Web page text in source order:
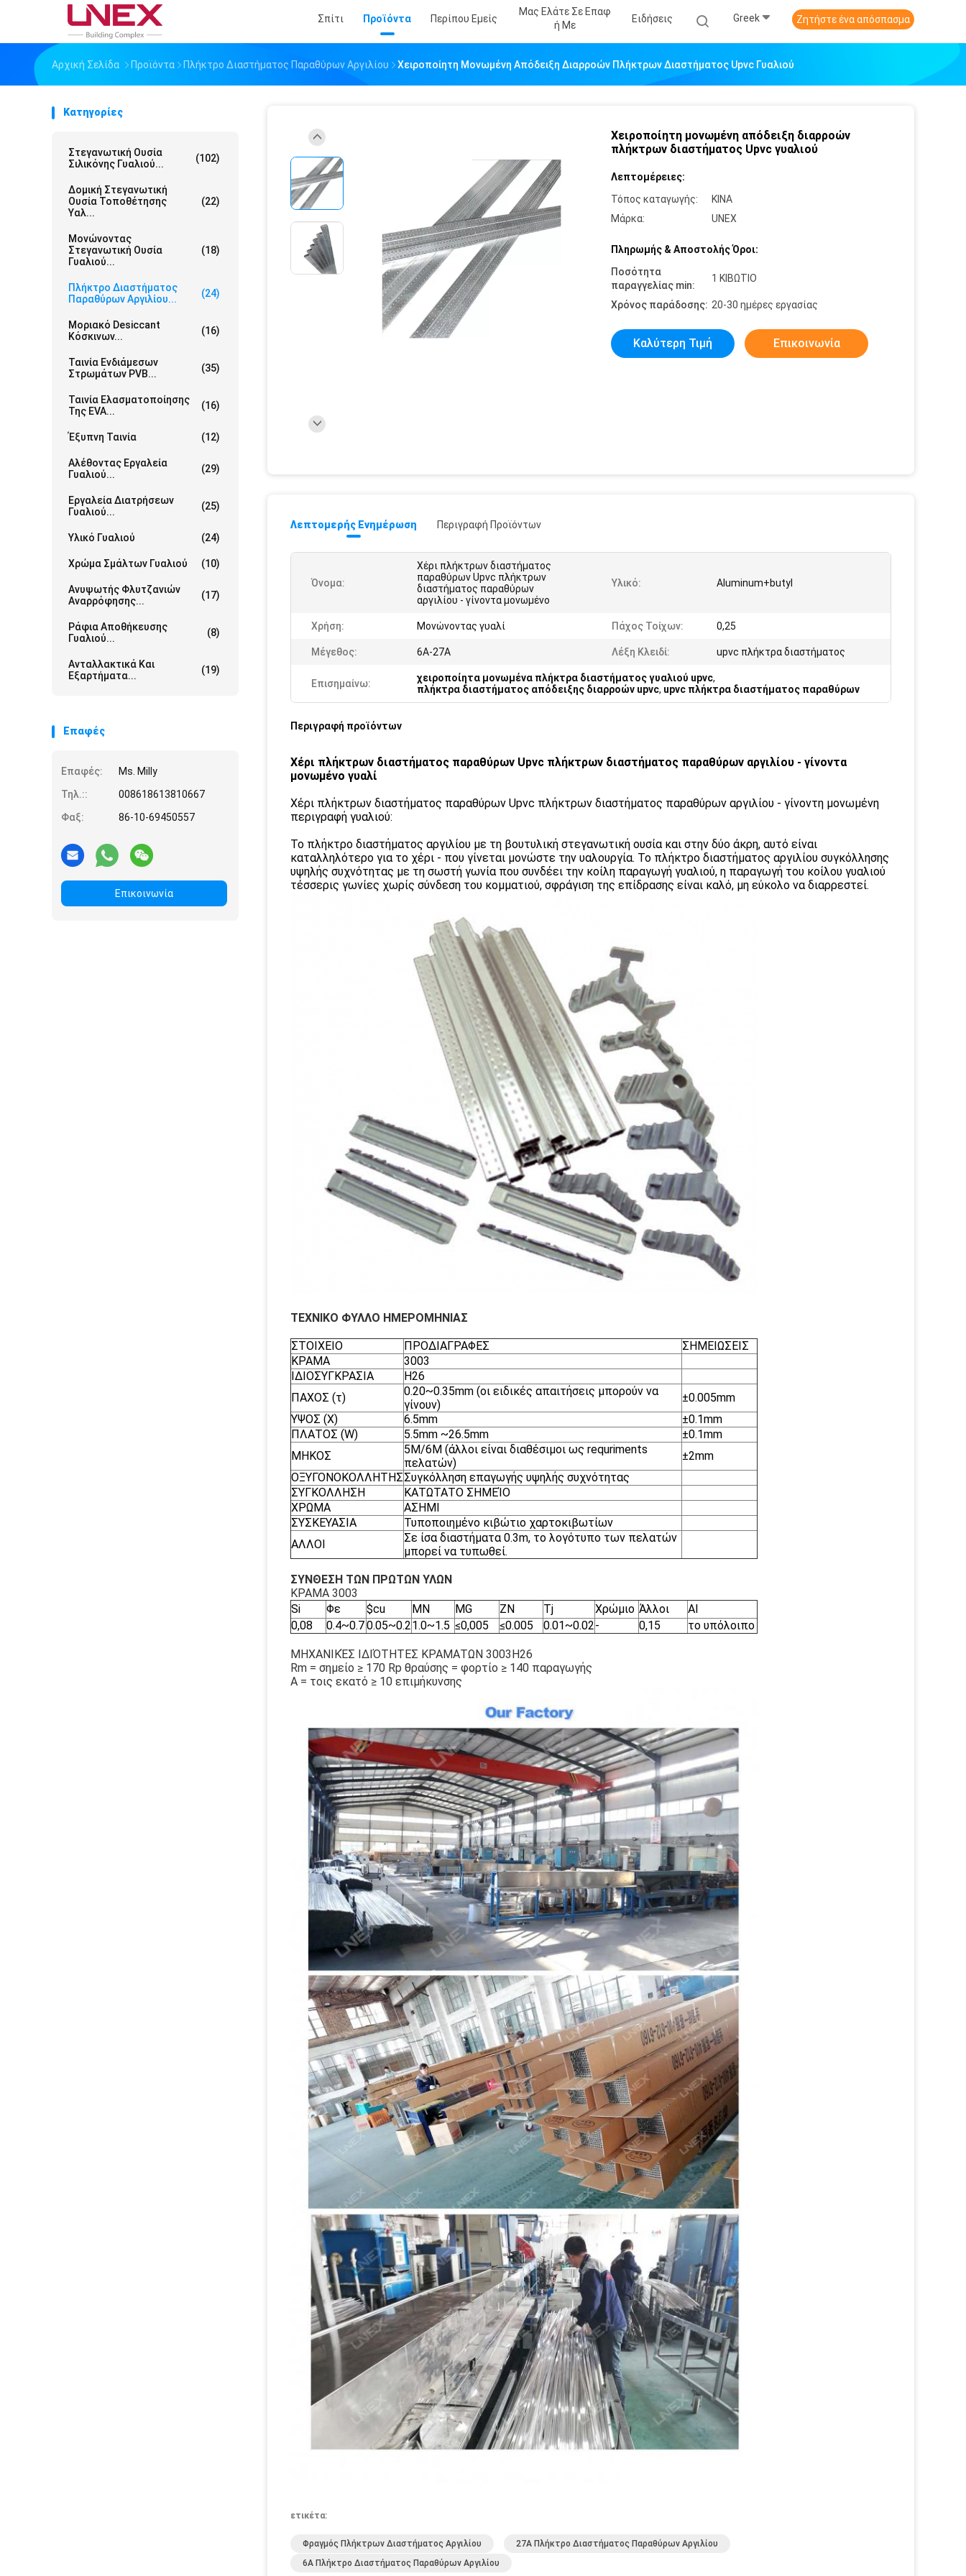
Σπίτι Προϊόντα Περίπου Εμείς
Μας Ελάτε Σε Επαφ
Ή Με
Ειδήσεις Greek Ζητήστε ένα απόσπασμα
Αρχική Σελίδα Προϊόντα Πλήκτρο Διαστήματος Παραθύρων Αργιλίου Χειροποίητη Μονωμένη Απόδειξη Διαρροών Πλήκτρων Διαστήματος Upvc Γυαλιού
Κατηγορίες
Στεγανωτική Ουσία
Σιλικόνης Γυαλιού...
(102)
Δομική Στεγανωτική
Ουσία Τοποθέτησης
Υαλ...
(22)
Μονώνοντας
Στεγανωτική Ουσία
Γυαλιού...
(18)
Πλήκτρο Διαστήματος
Παραθύρων Αργιλίου...
(24)
Μοριακό Desiccant
Κόσκινων...
(16)
Ταινία Ενδιάμεσων
Στρωμάτων PVB...
(35)
Ταινία Ελασματοποίησης
Της EVA...
(16)
Έξυπνη Ταινία (12)
Αλέθοντας Εργαλεία
Γυαλιού...
(29)
Εργαλεία Διατρήσεων
Γυαλιού...
(25)
Υλικό Γυαλιού (24)
Χρώμα Σμάλτων Γυαλιού (10)
Ανυψωτής Φλυτζανιών
Αναρρόφησης...
(17)
Ράφια Αποθήκευσης
Γυαλιού...
(8)
Ανταλλακτικά Και
Εξαρτήματα...
(19)
Επαφές
Επαφές:
Ms. Milly
Τηλ.::
008618613810667
Φαξ:
86-10-69450557
Επικοινωνία
Χειροποίητη μονωμένη απόδειξη διαρροών
πλήκτρων διαστήματος Upvc γυαλιού
Λεπτομέρειες:
Τόπος καταγωγής:
ΚΙΝΑ
Μάρκα:
UNEX
Πληρωμής & Αποστολής Όροι:
Ποσότητα
παραγγελίας min:
1 ΚΙΒΩΤΙΟ
Χρόνος παράδοσης: 20-30 ημέρες εργασίας
Καλύτερη Τιμή Επικοινωνία
Λεπτομερής Ενημέρωση Περιγραφή Προϊόντων
Όνομα:
Χέρι πλήκτρων διαστήματος
παραθύρων Upvc πλήκτρων
διαστήματος παραθύρων
αργιλίου - γίνοντα μονωμένο
Υλικό: Aluminum+butyl
Χρήση: Μονώνοντας γυαλί Πάχος Τοίχων: 0,25
Μέγεθος: 6A-27A Λέξη Κλειδί: upvc πλήκτρα διαστήματος
Επισημαίνω: χειροποίητα μονωμένα πλήκτρα διαστήματος γυαλιού upvc,
πλήκτρα διαστήματος απόδειξης διαρροών upvc, upvc πλήκτρα διαστήματος παραθύρων
Περιγραφή προϊόντων
Χέρι πλήκτρων διαστήματος παραθύρων Upvc πλήκτρων διαστήματος παραθύρων αργιλίου - γίνοντα
μονωμένο γυαλί
Χέρι πλήκτρων διαστήματος παραθύρων Upvc πλήκτρων διαστήματος παραθύρων αργιλίου - γίνοντη μονωμένη
περιγραφή γυαλιού:
Το πλήκτρο διαστήματος αργιλίου με τη βουτυλική στεγανωτική ουσία και στην δύο άκρη, αυτό είναι
καταλληλότερο για το χέρι - που γίνεται μονώστε την υαλουργία. Το πλήκτρο διαστήματος αργιλίου συγκόλλησης
υψηλής συχνότητας με τη σωστή γωνία που συνδέει την κοίλη παραγωγή γυαλιού, η παραγωγή του κοίλου γυαλιού
τέσσερις γωνίες χωρίς σύνδεση του κομματιού, σφράγιση της επίδρασης είναι καλό, μη εύκολο να διαρρεστεί.
ΤΕΧΝΙΚΟ ΦΥΛΛΟ ΗΜΕΡΟΜΗΝΙΑΣ
ΣΤΟΙΧΕΙΟ ΠΡΟΔΙΑΓΡΑΦΕΣ
ΣΗΜΕΙΩΣΕΙΣ
ΚΡΑΜΑ
3003
ΙΔΙΟΣΥΓΚΡΑΣΙΑ
H26
ΠΑΧΟΣ (τ)
0.20~0.35mm (οι ειδικές απαιτήσεις μπορούν να
γίνουν)
±0.005mm
ΥΨΟΣ (Χ)
6.5mm
±0.1mm
ΠΛΑΤΟΣ (W)
5.5mm ~26.5mm
±0.1mm
ΜΗΚΟΣ
5M/6M (άλλοι είναι διαθέσιμοι ως requriments
πελατών)
±2mm
ΟΞΥΓΟΝΟΚΟΛΛΗΤΗΣΣυγκόλληση επαγωγής υψηλής συχνότητας
ΣΥΓΚΟΛΛΗΣΗ
ΚΑΤΩΤΑΤΟ ΣΗΜΕΊΟ
ΧΡΩΜΑ
ΑΣΗΜΙ
ΣΥΣΚΕΥΑΣΙΑ
Τυποποιημένο κιβώτιο χαρτοκιβωτίων
ΑΛΛΟΙ
Σε ίσα διαστήματα 0.3m, το λογότυπο των πελατών
μπορεί να τυπωθεί.
ΣΥΝΘΕΣΗ ΤΩΝ ΠΡΩΤΩΝ ΥΛΩΝ
ΚΡΑΜΑ 3003
Si
Φε $cu ΜΝ MG ZN Tj Χρώμιο Άλλοι
Al
0,08
0.4~0.70.05~0.21.0~1.5 ≤0,005 ≤0.005 0.01~0.02- 0,15 το υπόλοιπο
ΜΗΧΑΝΙΚΈΣ ΙΔΙΌΤΗΤΕΣ ΚΡΑΜΑΤΩΝ 3003H26
Rm = σημείο ≥ 170 Rp θραύσης = φορτίο ≥ 140 παραγωγής
Α = τοις εκατό ≥ 10 επιμήκυνσης
ετικέτα:
Φραγμός Πλήκτρων Διαστήματος Αργιλίου
27A Πλήκτρο Διαστήματος Παραθύρων Αργιλίου
6A Πλήκτρο Διαστήματος Παραθύρων Αργιλίου